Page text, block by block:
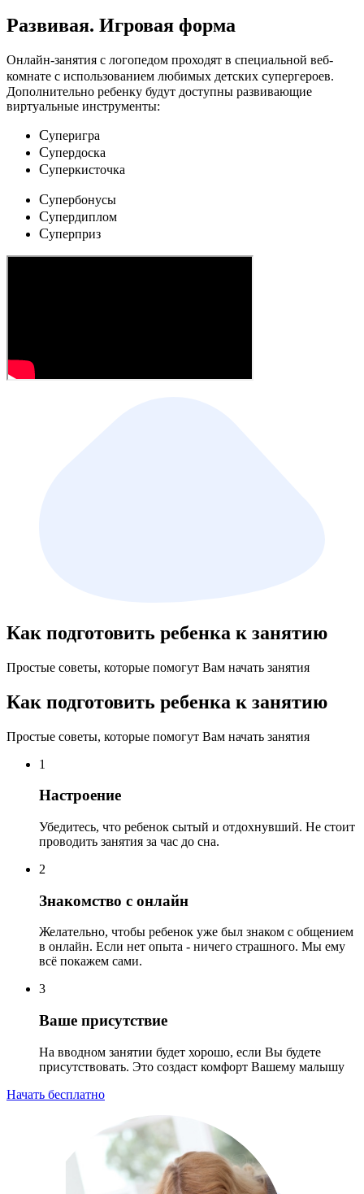
Развивая. Игровая форма
Онлайн-занятия с логопедом проходят в специальной веб-
комнате с использованием любимых детских cупергероев.
Дополнительно ребенку будут доступны развивающие
виртуальные инструменты:
Cуперигра
Cупердоска
Cуперкисточка
Cупербонусы
Cупердиплом
Cуперприз
Как подготовить ребенка к занятию
Простые советы, которые помогут Вам начать занятия
Как подготовить ребенка к занятию
Простые советы, которые помогут Вам начать занятия
1
Настроение
Убедитесь, что ребенок сытый и отдохнувший. Не стоит
проводить занятия за час до сна.
2
Знакомство с онлайн
Желательно, чтобы ребенок уже был знаком с общением
в онлайн. Если нет опыта - ничего страшного. Мы ему
всё покажем сами.
3
Ваше присутствие
На вводном занятии будет хорошо, если Вы будете
присутствовать. Это создаст комфорт Вашему малышу
Начать бесплатно